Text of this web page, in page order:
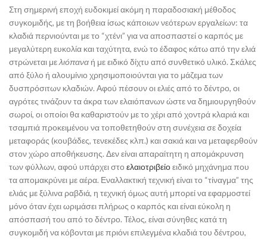
Στη σημερινή εποχή ευδοκιμεί ακόμη η παραδοσιακή μέθοδος
συγκομιδής, με τη βοήθεια ίσως κάποιων νεότερων εργαλείων: τα
κλαδιά περνιούνται με το “χτένι” για να αποσπαστεί ο καρπός με
μεγαλύτερη ευκολία και ταχύτητα, ενώ το έδαφος κάτω από την ελιά
στρώνεται μελιόπαναή με ειδικό δίχτυ από συνθετικό υλικό. Σκάλες
από ξύλο ή αλουμίνιο χρησιμοποιούνται για το μάζεμα των
δυσπρόσιτων κλαδιών. Αφού πέσουν οι ελιές από το δέντρο, οι
αγρότες τινάζουν τα άκρα των ελαιόπανων ώστε να δημιουργηθούν
σωροί, οι οποίοι θα καθαριστούν με το χέρι από χοντρά κλαριά και
τσαμπιά προκειμένου να τοποθετηθούν στη συνέχεια σε δοχεία
μεταφοράς (κουβάδες, τενεκέδες κλπ.) και σακιά και να μεταφερθούν
στον χώρο αποθήκευσης. Δεν είναι απαραίτητη η απομάκρυνση
των φύλλων, αφού υπάρχει στο ελαιοτριβείοειδικό μηχάνημα που
τα απομακρύνει με αέρα. Εναλλακτική τεχνική είναι το “τίναγμα” της
ελιάς με ξύλινα ραβδιά, η τεχνική όμως αυτή μπορεί να εφαρμοστεί
μόνο όταν έχει ωριμάσει πλήρως ο καρπός και είναι εύκολη η
απόσπασή του από το δέντρο. Τέλος, είναι σύνηθες κατά τη
συγκομιδή να κόβονται με πριόνι επιλεγμένα κλαδιά του δέντρου,